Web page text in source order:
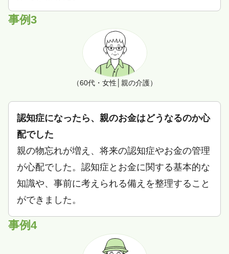
事例3
（60代・女性│親の介護）
認知症になったら、親のお金はどうなるのか心
配でした
親の物忘れが増え、将来の認知症やお金の管理
が心配でした。認知症とお金に関する基本的な
知識や、事前に考えられる備えを整理すること
ができました。
事例4